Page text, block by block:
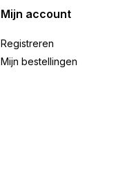
Mijn account
Registreren
Mijn bestellingen